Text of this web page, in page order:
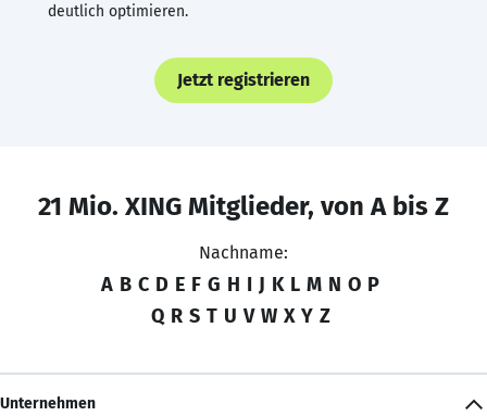
deutlich optimieren.
Jetzt registrieren
21 Mio. XING Mitglieder, von A bis Z
Nachname:
A B C D E F G H I J K L M N O P
Q R S T U V W X Y Z
Unternehmen